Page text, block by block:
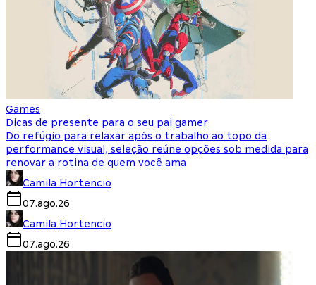
Games
Dicas de presente para o seu pai gamer
Do refúgio para relaxar após o trabalho ao topo da
performance visual, seleção reúne opções sob medida para
renovar a rotina de quem você ama
Camila Hortencio
07.ago.26
Camila Hortencio
07.ago.26